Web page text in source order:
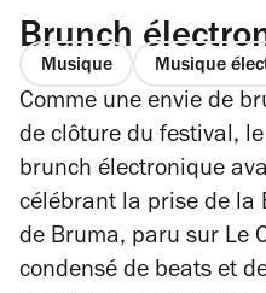
Brunch
Musique Musique
Comme une envie de
de clôture du festival,
brunch électronique
célébrant la prise de la
de Bruma, paru sur Le
condensé de beats et